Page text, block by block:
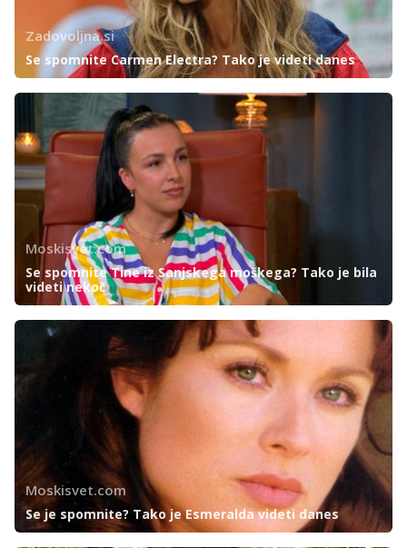
Zadovoljna.si
Se spomnite Carmen Electra? Tako je videti danes
Moskisvet.com
Se spomnite Tine iz Sanjskega moškega? Tako je bila
videti nekoč
Moskisvet.com
Se je spomnite? Tako je Esmeralda videti danes